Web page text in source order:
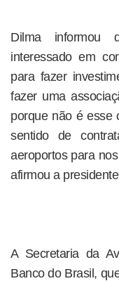
Dilma informou
interessado em
para fazer
fazer uma
porque não é esse
sentido de
aeroportos para
afirmou a
A Secretaria da
Banco do Brasil,